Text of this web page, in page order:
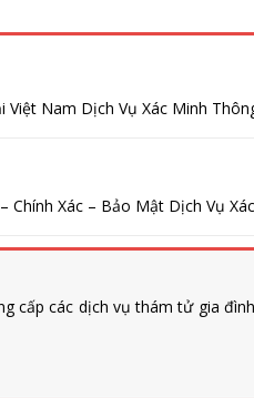
Nam Dịch Vụ Xác Minh
Xác – Bảo Mật Dịch Vụ
cấp các dịch vụ thám tử gia